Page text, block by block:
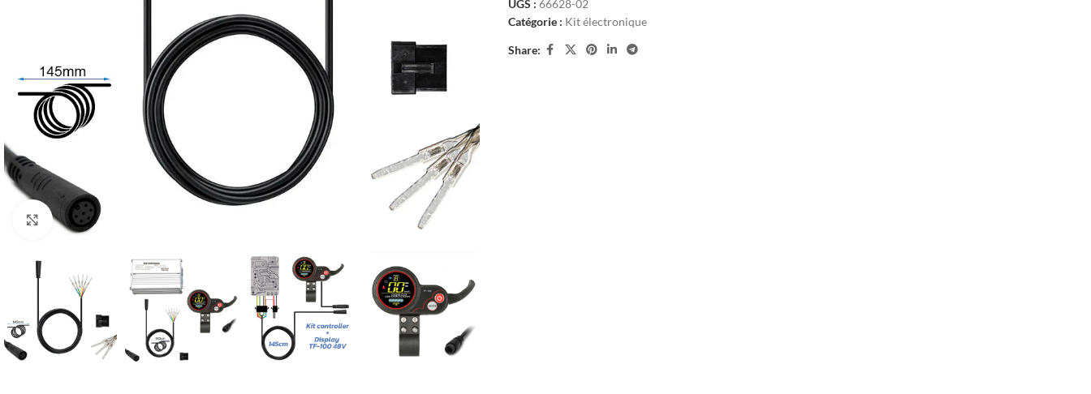
Click to enlarge
UGS : 66628-02
Catégorie : Kit électronique
Share: